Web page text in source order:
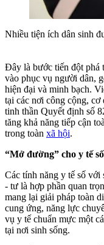
Nhiều tiện ích dân sinh
Đây là bước tiến đột phá
vào phục vụ người dân,
hiện đại và minh bạch.
tại các nơi công cộng,
tinh thần Quyết định số
tăng khả năng tiếp cận
trong toàn xã hội.
“Mở đường” cho y tế
Các tính năng y tế số với
- tư là hợp phần quan
mang lại giải pháp toàn
cung ứng, năng lực
vụ y tế chuẩn mực một
tại nơi sinh sống.